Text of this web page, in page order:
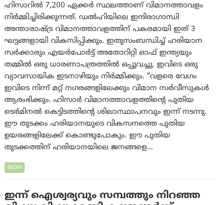
ഹിസാറിൽ 7,200 ഏക്കർ സ്ഥലത്താണ് വിമാനത്താവളം
നിർമ്മിച്ചിരിക്കുന്നത്. ഡൽഹിയിലെ ഇന്ദിരാഗാന്ധി
അന്താരാഷ്ട്ര വിമാനത്താവളത്തിന് പകരമായി ഇത് 3
ഘട്ടങ്ങളായി വികസിപ്പിക്കും. ഇതുസംബന്ധിച്ച് ഹരിയാന
സർക്കാരും എയർപോർട്ട് അതോറിറ്റി ഓഫ് ഇന്ത്യയും
തമ്മിൽ ഒരു ധാരണാപത്രത്തിൽ ഒപ്പുവച്ചു. ഇവിടെ ഒരു
വ്യാവസായിക ഇടനാഴിയും നിർമ്മിക്കും. “വളരെ വേഗം
ഇവിടെ നിന്ന് മറ്റ് നഗരങ്ങളിലേക്കും വിമാന സർവീസുകൾ
ആരംഭിക്കും. ഹിസാർ വിമാനത്താവളത്തിന്റെ പുതിയ
ടെർമിനൽ കെട്ടിടത്തിന്റെ ശിലാസ്ഥാപനവും ഇന്ന് നടന്നു.
ഈ തുടക്കം ഹരിയാനയുടെ വികസനത്തെ പുതിയ
ഉയരങ്ങളിലേക്ക് കൊണ്ടുപോകും. ഈ പുതിയ
തുടക്കത്തിന് ഹരിയാനയിലെ ജനങ്ങളെ…
INDIA
ഇന്ന് ഐശ്വര്യവും സമ്പത്തും നിറഞ്ഞ